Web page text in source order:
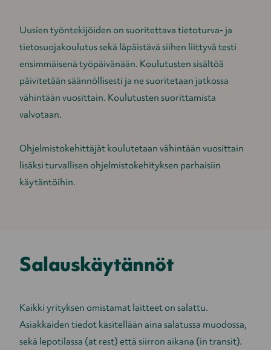
Uusien työntekijöiden on suoritettava tietoturva- ja
tietosuojakoulutus sekä läpäistävä siihen liittyvä testi
ensimmäisenä työpäivänään. Koulutusten sisältöä
päivitetään säännöllisesti ja ne suoritetaan jatkossa
vähintään vuosittain. Koulutusten suorittamista
valvotaan.
Ohjelmistokehittäjät koulutetaan vähintään vuosittain
lisäksi turvallisen ohjelmistokehityksen parhaisiin
käytäntöihin.
Salauskäytännöt
Kaikki yrityksen omistamat laitteet on salattu.
Asiakkaiden tiedot käsitellään aina salatussa muodossa,
sekä lepotilassa (at rest) että siirron aikana (in transit).